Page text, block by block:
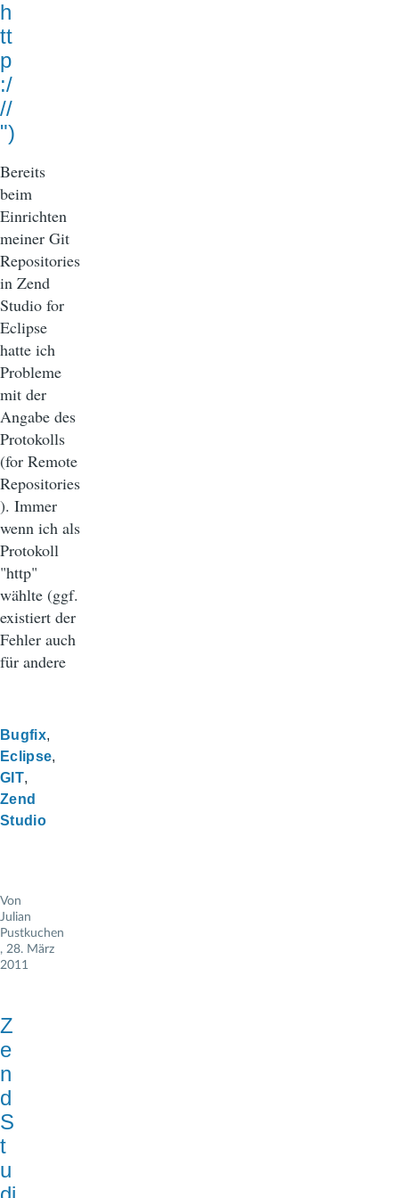
h
tt
p
:/
//
")
Bereits
beim
Einrichten
meiner Git
Repositories
in Zend
Studio for
Eclipse
hatte ich
Probleme
mit der
Angabe des
Protokolls
(for Remote
Repositories
). Immer
wenn ich als
Protokoll
"http"
wählte (ggf.
existiert der
Fehler auch
für andere
Bugfix
Eclipse
GIT
Zend
Studio
Von
Julian
Pustkuchen
, 28. März
2011
Z
e
n
d
S
t
u